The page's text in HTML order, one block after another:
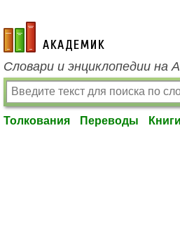
academic.ru
Словари и энциклопедии на
Толкования Переводы Книги